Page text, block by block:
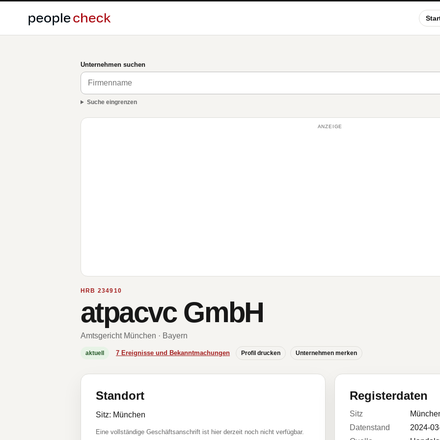
Unternehmen suchen
Suche eingrenzen
ANZEIGE
HRB 234910
atpacvc GmbH
Amtsgericht München · Bayern
aktuell 7 Ereignisse und Bekanntmachungen Profil drucken Unternehmen merken
Standort
Sitz: München
Eine vollständige Geschäftsanschrift ist hier derzeit noch nicht verfügbar.
Registerdaten
Sitz
Datenstand
2024-